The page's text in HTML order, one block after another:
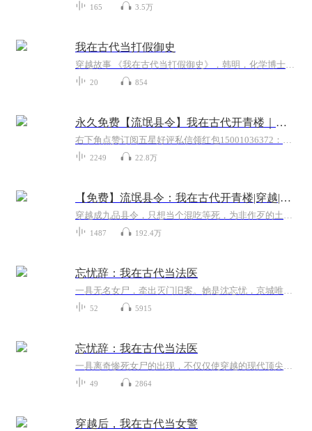
165 3.5万
我在古代当打假御史
穿越故事 《我在古代当打假御史》，韩明，化学博士、省质检院技术骨干，专攻食品检测，一身正气，鉴别真伪，同恶势力斗争，守护黎民百姓苍生安康的故事。
20 854
永久免费【流氓县令】我在古代开青楼｜女帝与我很暧昧
右下角点赞订阅五星好评私信领红包15001036372：每天至少更10集，更新抢先听
2249 22.8万
【免费】流氓县令：我在古代开青楼|穿越|爆笑|创业
穿越成九品县令，只想当个混吃等死，为非作歹的土皇帝。没想到，有一天女帝微服私访，他暴露了。
1487 192.4万
忘忧辞：我在古代当法医
一具无名女尸，牵出灭门旧案。她是沈忘忧，京城唯一的女法医。白骨会说话，毒物藏玄机。当她以现代思维剖开古代谜团，所有证据却直指龙椅之上的阴影。冷面指挥使陆追步步紧逼，是监察，是守护，还是另一场算计？从停尸房到金銮殿，从秦淮血月到塞外孤城。...
52 5915
忘忧辞：我在古代当法医
一具离奇惨死女尸的出现，不仅仅使穿越的现代顶尖女法医与执掌刑狱缉查大权的靖渊司指挥使宿命相遇，更牵扯出尘封十年，讳莫如深的宫廷秘事。查案之路步步惊心，阻挠追杀、阴谋陷阱接踵而至。女主沈忘忧和男主陆追游走生死边缘，九死一生......
49 2864
穿越后，我在古代当女警